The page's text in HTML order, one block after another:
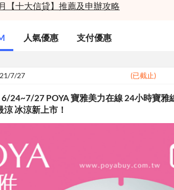
【十大信貸】推薦及申辦攻略
人氣優惠 支付優惠
7/27 (已截止)
24~7/27 POYA 寶雅美力在線 24小時寶雅
冰涼新上市！